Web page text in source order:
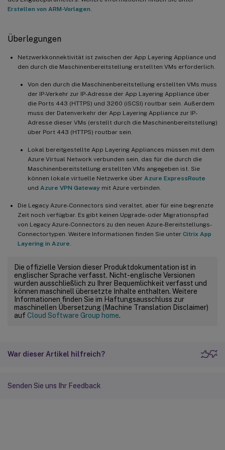
Erstellen von ARM-Vorlagen
Überlegungen
Netzwerkkonnektivität ist zwischen der App Layering Appliance und
den durch die Maschinenbereitstellung erstellten VMs erforderlich.
Von den durch die Maschinenbereitstellung erstellten VMs muss
der IP-Verkehr zur IP-Adresse der App Layering Appliance über
die Ports 443 (HTTPS) und 3260 (iSCSI) routbar sein. Außerdem
muss der Datenverkehr der App Layering Appliance zur IP-
Adresse dieser VMs (erstellt durch die Maschinenbereitstellung)
über Port 443 (HTTPS) routbar sein.
Lokal bereitgestellte App Layering Appliances müssen mit dem
Azure Virtual Network verbunden sein, das für die durch die
Maschinenbereitstellung erstellten VMs angegeben ist. Sie
können lokale virtuelle Netzwerke über Azure ExpressRoute
und Azure VPN Gateway mit Azure verbinden.
Die Legacy Azure-Connectors sind veraltet, aber für eine begrenzte
Zeit noch verfügbar. Es gibt keinen Upgrade- oder Migrationspfad
von Legacy Azure-Connectors zu den neuen Azure-Bereitstellungs-
Connectortypen. Weitere Informationen finden Sie unter Citrix App
Layering in Azure
Die offizielle Version dieser Produktdokumentation ist in
englischer Sprache verfasst. Nicht-englische Versionen
wurden ausschließlich zu Ihrer Bequemlichkeit verfasst und
können maschinell übersetzte Inhalte enthalten. Weitere
Informationen finden Sie im Haftungsausschluss zur
maschinellen Übersetzung (Machine Translation Disclaimer)
auf Cloud Software Group home.
War dieser Artikel hilfreich?
Senden Sie uns Ihr Feedback